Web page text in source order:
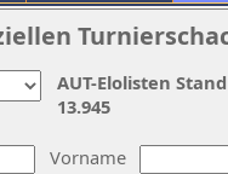
Vorname
AUT-Elolisten
13.945